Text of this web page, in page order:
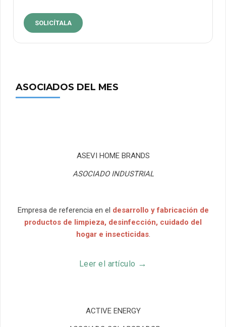
SOLICÍTALA
ASOCIADOS DEL MES
ASEVI HOME BRANDS
ASOCIADO INDUSTRIAL
Empresa de referencia en el desarrollo y fabricación de
productos de limpieza, desinfección, cuidado del
hogar e insecticidas.
Leer el artículo →
ACTIVE ENERGY